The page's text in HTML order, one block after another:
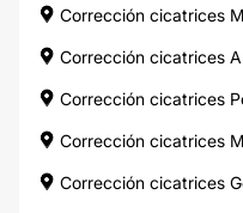
Corrección cicatrices
Corrección cicatrices
Corrección cicatrices
Corrección cicatrices
Corrección cicatrices